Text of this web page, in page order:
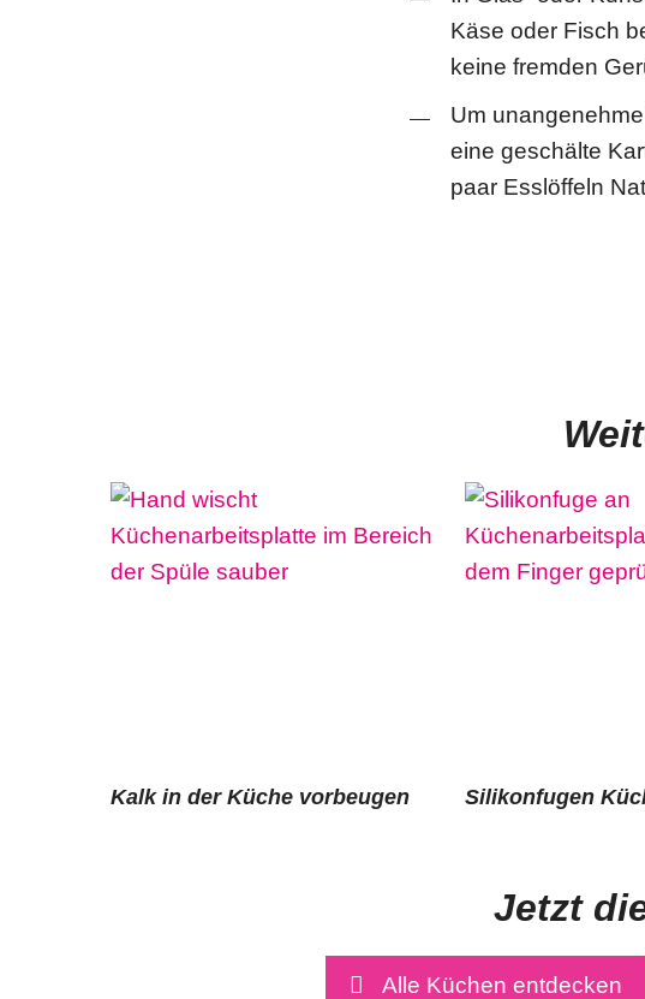
Käse oder Fisch
keine fremden
Um
eine geschälte
paar Esslöffeln
Kalk in der Küche vorbeugen Silikonfugen
Jetzt
Alle Küchen entdecken